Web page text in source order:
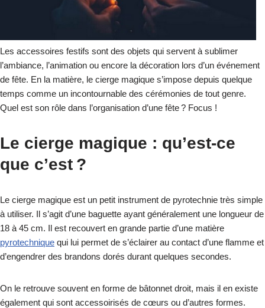
Les accessoires festifs sont des objets qui servent à sublimer
l’ambiance, l’animation ou encore la décoration lors d’un événement
de fête. En la matière, le cierge magique s’impose depuis quelque
temps comme un incontournable des cérémonies de tout genre.
Quel est son rôle dans l’organisation d’une fête ? Focus !
Le cierge magique : qu’est-ce
que c’est ?
Le cierge magique est un petit instrument de pyrotechnie très simple
à utiliser. Il s’agit d’une baguette ayant généralement une longueur de
18 à 45 cm. Il est recouvert en grande partie d’une matière
pyrotechnique qui lui permet de s’éclairer au contact d’une flamme et
d’engendrer des brandons dorés durant quelques secondes.
On le retrouve souvent en forme de bâtonnet droit, mais il en existe
également qui sont accessoirisés de cœurs ou d’autres formes.